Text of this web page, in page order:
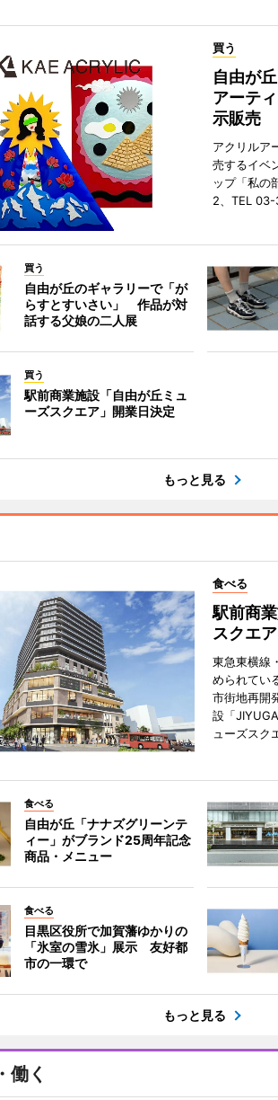
買う
自由が
アーテ
示販売
アクリルア
売するイベ
ップ「私の
2、TEL 03-
買う
自由が丘のギャラリーで「が
らすとすいさい」 作品が対
話する父娘の二人展
買う
駅前商業施設「自由が丘ミュ
ーズスクエア」開業日決定
もっと見る
食べる
駅前商
スクエ
東急東横線
められてい
市街地再開
設「
ューズスク
食べる
自由が丘「ナナズグリーンテ
ィー」がブランド25周年記念
商品・メニュー
食べる
目黒区役所で加賀藩ゆかりの
「氷室の雪氷」展示 友好都
市の一環で
もっと見る
働く